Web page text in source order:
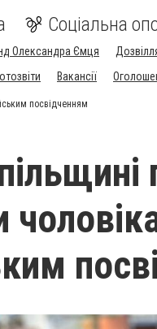
Соціальна
Олександра Ємця
Вакансії
посвідченням